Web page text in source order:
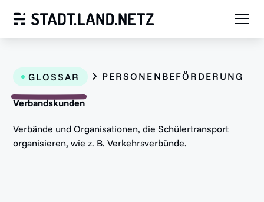
GLOSSAR PERSONENBEFÖRDERUNG
Verbandskunden
Verbände und Organisationen, die Schülertransport
organisieren, wie z. B. Verkehrsverbünde.